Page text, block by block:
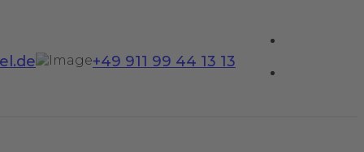
+49 911 99 44 13 13